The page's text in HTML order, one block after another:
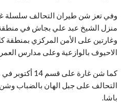
وفي تعز شن طيران التحالف سلسلة
منزل الشيخ عبد علي بجاش في منطقة
الاحيوف بالوازعية وعلى مدارس
كما شن غارة
التحالف على جبل الهان بالضباب
باشا.